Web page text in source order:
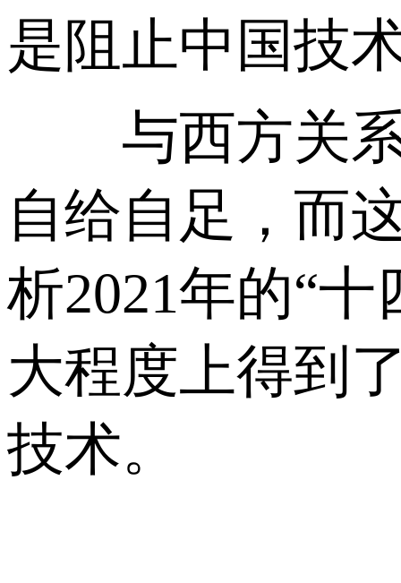
是阻止中国技
与西方关系
自给自足，而
析2021年的“
大程度上得到
技术。